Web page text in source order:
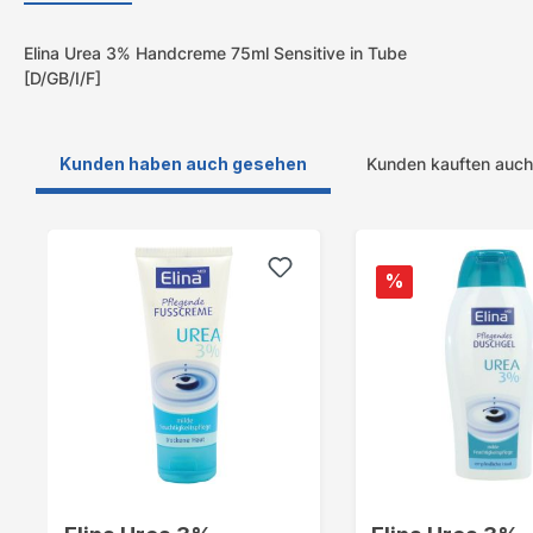
Elina Urea 3% Handcreme 75ml Sensitive in Tube
[D/GB/I/F]
Kunden haben auch gesehen Kunden kauften auch
%